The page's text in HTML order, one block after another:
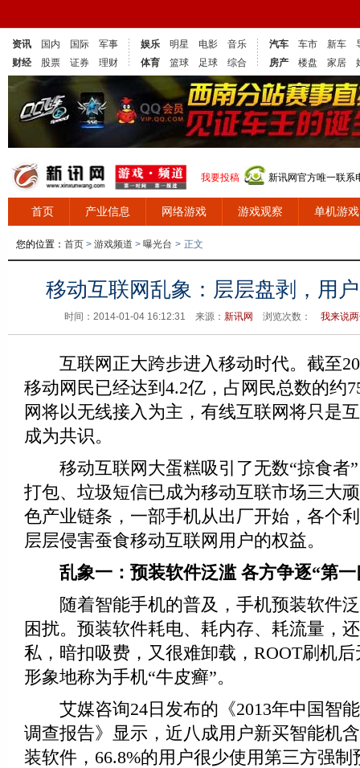
资讯 国内 国际
军事
财经
股票 证券 理财
娱乐 明星 电影
音乐
体育
篮球 足球 综合
汽车 车市 新车
房产
楼盘 家居
我要投稿 新讯网官方唯一联
首页 产业信息 网络游戏 游戏观察 单机游戏
您的位置： 首页 > 游戏频道 > 曝光台 > 正文
移动互联网乱象：层层盘剥，用
时间：2014-01-04 16:12:31 来源： 新讯网 浏览次数： 我来说
互联网正大跨步进入移动时代。截至
移动网民已经达到4.2亿，占网民总数的约
网将以无线接入为主，有线互联网将只是
成为共识。
移动互联网大蛋糕吸引了无数“掠食者”
打包、垃圾短信已成为移动互联市场三大
色产业链条，一部手机从出厂开始，各个
层层侵害蚕食移动互联网用户的权益。
乱象一：预装软件泛滥 各方争逐“第一
随着智能手机的普及，手机预装软件泛
困扰。预装软件耗电、耗内存、耗流量，
私，暗扣吸费，又很难卸载，ROOT刷机
形象地称为手机“牛皮癣”。
艾媒咨询24日发布的《2013年中国智
调查报告》显示，近八成用户新买智能机
装软件，66.8%的用户很少使用第三方强